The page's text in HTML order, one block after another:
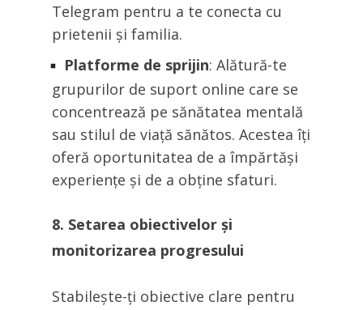
Telegram pentru a te conecta cu
prietenii și familia.
Platforme de sprijin: Alătură-te
grupurilor de suport online care se
concentrează pe sănătatea mentală
sau stilul de viață sănătos. Acestea îți
oferă oportunitatea de a împărtăși
experiențe și de a obține sfaturi.
8. Setarea obiectivelor și
monitorizarea progresului
Stabilește-ți obiective clare pentru